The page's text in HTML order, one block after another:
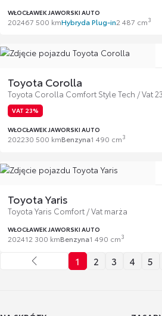
WŁOCŁAWEK JAWORSKI AUTO
202467 500 kmHybryda Plug-in2 487 cm3
Toyota Corolla
Toyota Corolla Comfort Style Tech / Vat
VAT 23%
WŁOCŁAWEK JAWORSKI AUTO
202230 500 kmBenzyna1 490 cm3
Toyota Yaris
Toyota Yaris Comfort / Vat marża
WŁOCŁAWEK JAWORSKI AUTO
202412 300 kmBenzyna1 490 cm3
1 2 3 4 5